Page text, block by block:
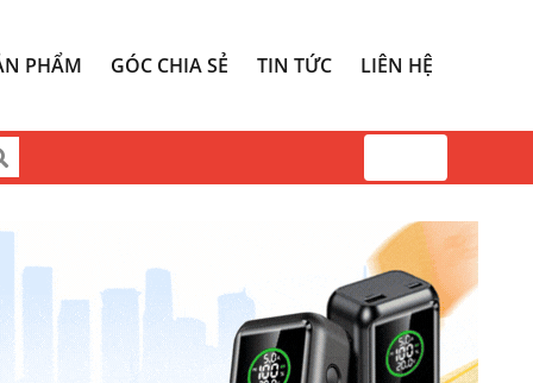
PHẨM GÓC CHIA SẺ TIN TỨC LIÊN HỆ